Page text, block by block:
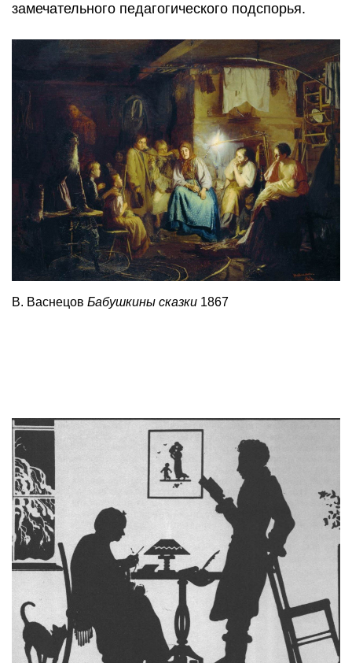
замечательного педагогического подспорья.
В. Васнецов Бабушкины сказки 1867